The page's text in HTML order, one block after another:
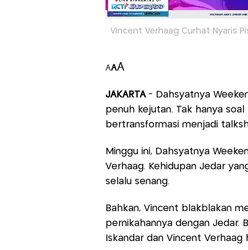
Vincent Verhaag Curhat Nyaris
AAA
JAKARTA- Dahsyatnya
penuh kejutan. Tak hanya
bertransformasi menjadi
Minggu ini, Dahsyatnya
Verhaag. Kehidupan Jedar
selalu senang.
Bahkan, Vincent blakblakan
pernikahannya dengan Jedar.
Iskandar dan Vincent Verhaag